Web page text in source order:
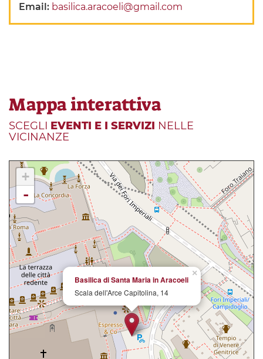
Email: basilica.aracoeli@gmail.com
Mappa interattiva
SCEGLI EVENTI E I SERVIZI NELLE
VICINANZE
×
Basilica di Santa Maria in Aracoeli
Scala dell'Arce Capitolina, 14
+
-